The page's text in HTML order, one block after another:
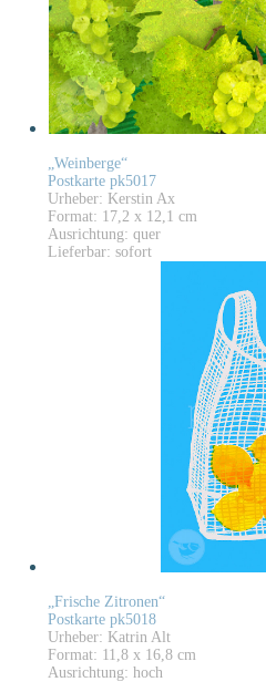
„Weinberge“
Postkarte pk5017
Urheber: Kerstin Ax
Format: 17,2 x 12,1 cm
Ausrichtung: quer
Lieferbar: sofort
„Frische Zitronen“
Postkarte pk5018
Urheber: Katrin Alt
Format: 11,8 x 16,8 cm
Ausrichtung: hoch